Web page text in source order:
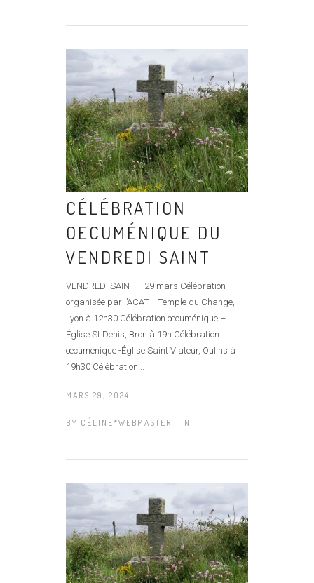
CÉLÉBRATION
OECUMÉNIQUE DU
VENDREDI SAINT
VENDREDI SAINT – 29 mars Célébration
organisée par l’ACAT – Temple du Change,
Lyon à 12h30 Célébration œcuménique –
Église St Denis, Bron à 19h Célébration
œcuménique -Église Saint Viateur, Oulins à
19h30 Célébration...
MARS 29, 2024 -
BY CÉLINE*WEBMASTER IN